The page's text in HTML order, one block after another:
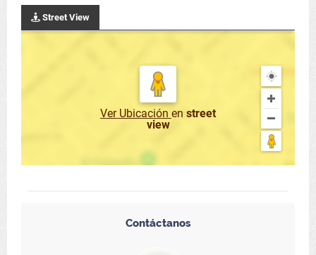
Street View
Ver Ubicación en street
view
Contáctanos